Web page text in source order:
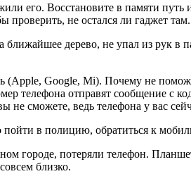
его. Восстановите в памяти путь
проверить, не остался ли гаджет там.
дерево, не упал из рук в
(Apple, Google, Mi). Почему не
телефона отправят сообщение с
не сможете, ведь телефона у вас
в полицию, обратиться к
городе, потеряли телефон.
близко.